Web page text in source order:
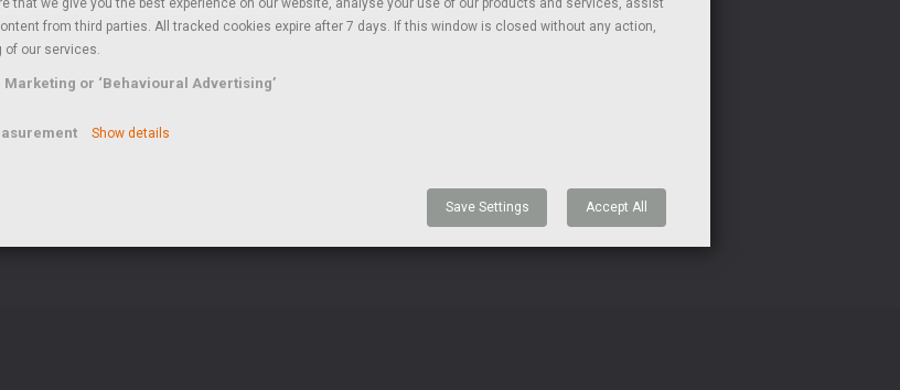
we give you the best experience on our website, analyse your use of our products and services, assist
from third parties. All tracked cookies expire after 7 days. If this window is closed without any action,
our services.
or ‘Behavioural Advertising’
Show details
Accept All
Save Settings